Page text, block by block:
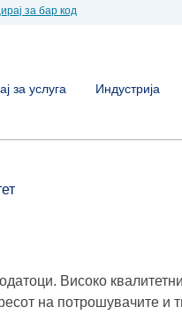
за бар код
за услуга Индустрија
Високо
на потрошувачите и